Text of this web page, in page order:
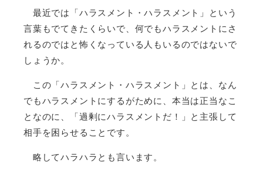
最近では「ハラスメント・ハラスメント」という
言葉もでてきたくらいで、何でもハラスメントにさ
れるのではと怖くなっている人もいるのではないで
しょうか。
この「ハラスメント・ハラスメント」とは、なん
でもハラスメントにするがために、本当は正当なこ
となのに、「過剰にハラスメントだ！」と主張して
相手を困らせることです。
略してハラハラとも言います。